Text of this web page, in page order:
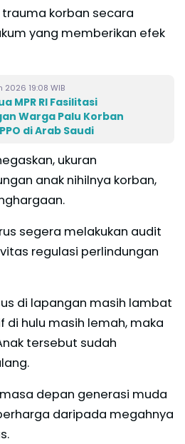
korban secara
yang memberikan efek
2026 19:08 WIB
MPR RI Fasilitasi
Warga Palu Korban
di Arab Saudi
ukuran
anak nihilnya korban,
segera melakukan audit
regulasi perlindungan
di lapangan masih lambat
di hulu masih lemah, maka
tersebut sudah
depan generasi muda
daripada megahnya